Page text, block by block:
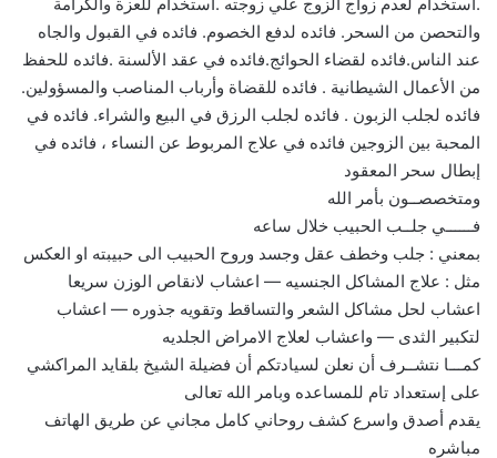
والتحصن من السحر. فائده لدفع الخصوم. فائده في القبول والجاه
عند الناس.فائده لقضاء الحوائج.فائده في عقد الألسنة .فائده للحفظ
من الأعمال الشيطانية . فائده للقضاة وأرباب المناصب والمسؤولين.
فائده لجلب الزبون . فائده لجلب الرزق في البيع والشراء. فائده في
المحبة بين الزوجين فائده في علاج المربوط عن النساء ، فائده في
إبطال سحر المعقود
ومتخصصــون بأمر الله
فــــــي جلــب الحبيب خلال ساعه
بمعني : جلب وخطف عقل وجسد وروح الحبيب الى حبيبته او العكس
مثل : علاج المشاكل الجنسيه — اعشاب لانقاص الوزن سريعا
اعشاب لحل مشاكل الشعر والتساقط وتقويه جذوره — اعشاب
لتكبير الثدى — واعشاب لعلاج الامراض الجلديه
كمـــا نتشــرف أن نعلن لسيادتكم أن فضيلة الشيخ بلقايد المراكشي
على إستعداد تام للمساعده وبامر الله تعالى
يقدم أصدق واسرع كشف روحاني كامل مجاني عن طريق الهاتف
مباشره